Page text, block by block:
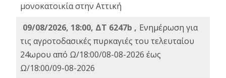
μονοκατοικία στην Αττική
09/08/2026, 18:00, ΔΤ 6247b , Ενημέρωση για
τις αγροτοδασικές πυρκαγιές του τελευταίου
24ωρου από Ω/18:00/08-08-2026 έως
Ω/18:00/09-08-2026